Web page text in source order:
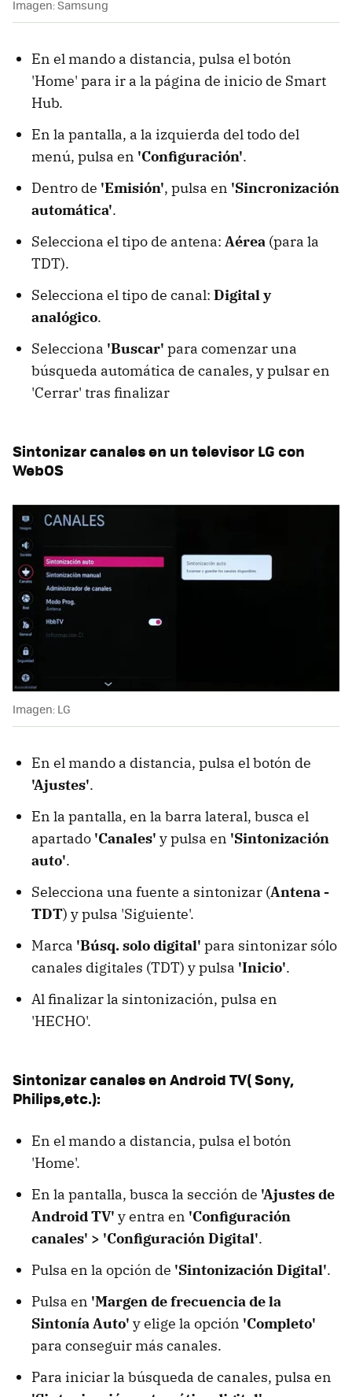
Imagen: Samsung
En el mando a distancia, pulsa el botón
'Home' para ir a la página de inicio de Smart
Hub.
En la pantalla, a la izquierda del todo del
menú, pulsa en 'Configuración'.
Dentro de 'Emisión', pulsa en 'Sincronización
automática'.
Selecciona el tipo de antena: Aérea (para la
TDT).
Selecciona el tipo de canal: Digital y
analógico.
Selecciona 'Buscar' para comenzar una
búsqueda automática de canales, y pulsar en
'Cerrar' tras finalizar
Sintonizar canales en un televisor LG con
WebOS
Imagen: LG
En el mando a distancia, pulsa el botón de
'Ajustes'.
En la pantalla, en la barra lateral, busca el
apartado 'Canales' y pulsa en 'Sintonización
auto'.
Selecciona una fuente a sintonizar (Antena -
TDT) y pulsa 'Siguiente'.
Marca 'Búsq. solo digital' para sintonizar sólo
canales digitales (TDT) y pulsa 'Inicio'.
Al finalizar la sintonización, pulsa en
'HECHO'.
Sintonizar canales en Android TV(Sony,
Philips,etc.):
En el mando a distancia, pulsa el botón
'Home'.
En la pantalla, busca la sección de 'Ajustes de
Android TV' y entra en 'Configuración
canales' > 'Configuración Digital'.
Pulsa en la opción de 'Sintonización Digital'.
Pulsa en 'Margen de frecuencia de la
Sintonía Auto' y elige la opción 'Completo'
para conseguir más canales.
Para iniciar la búsqueda de canales, pulsa en